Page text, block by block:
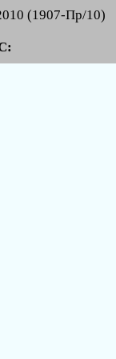
(1907-Пр/10)